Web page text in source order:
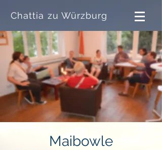
Chattia zu Würzburg
Maibowle